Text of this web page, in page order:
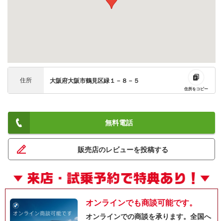
住所 大阪府大阪市鶴見区緑１－８－５
住所をコピー
無料電話
販売店のレビューを投稿する
オンラインでも商談可能です。
オンラインでの商談を承ります。全国へ